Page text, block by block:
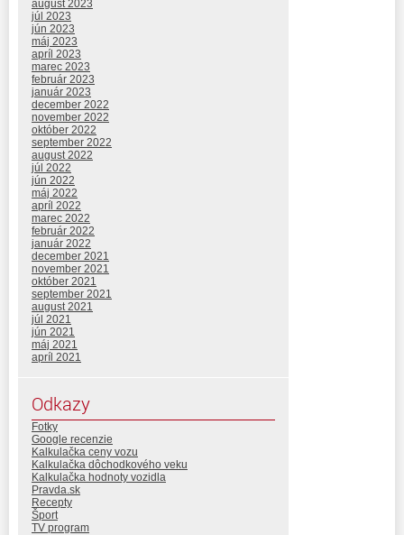
august 2023
júl 2023
jún 2023
máj 2023
apríl 2023
marec 2023
február 2023
január 2023
december 2022
november 2022
október 2022
september 2022
august 2022
júl 2022
jún 2022
máj 2022
apríl 2022
marec 2022
február 2022
január 2022
december 2021
november 2021
október 2021
september 2021
august 2021
júl 2021
jún 2021
máj 2021
apríl 2021
Odkazy
Fotky
Google recenzie
Kalkulačka ceny vozu
Kalkulačka dôchodkového veku
Kalkulačka hodnoty vozidla
Pravda.sk
Recepty
Šport
TV program